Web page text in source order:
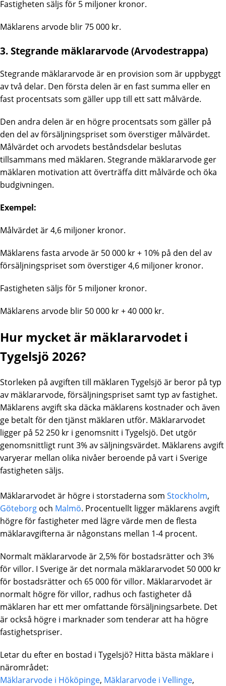
Fastigheten säljs för 5 miljoner kronor.
Mäklarens arvode blir 75 000 kr.
3. Stegrande mäklararvode (Arvodestrappa)
Stegrande mäklararvode är en provision som är uppbyggt
av två delar. Den första delen är en fast summa eller en
fast procentsats som gäller upp till ett satt målvärde.
Den andra delen är en högre procentsats som gäller på
den del av försäljningspriset som överstiger målvärdet.
Målvärdet och arvodets beståndsdelar beslutas
tillsammans med mäklaren. Stegrande mäklararvode ger
mäklaren motivation att överträffa ditt målvärde och öka
budgivningen.
Exempel:
Målvärdet är 4,6 miljoner kronor.
Mäklarens fasta arvode är 50 000 kr + 10% på den del av
försäljningspriset som överstiger 4,6 miljoner kronor.
Fastigheten säljs för 5 miljoner kronor.
Mäklarens arvode blir 50 000 kr + 40 000 kr.
Hur mycket är mäklararvodet i
Tygelsjö 2026?
Storleken på avgiften till mäklaren Tygelsjö är beror på typ
av mäklararvode, försäljningspriset samt typ av fastighet.
Mäklarens avgift ska däcka mäklarens kostnader och även
ge betalt för den tjänst mäklaren utför. Mäklararvodet
ligger på 52 250 kr i genomsnitt i Tygelsjö. Det utgör
genomsnittligt runt 3% av säljningsvärdet. Mäklarens avgift
varyerar mellan olika nivåer beroende på vart i Sverige
fastigheten säljs.
Mäklararvodet är högre i storstaderna som Stockholm,
Göteborg och Malmö. Procentuellt ligger mäklarens avgift
högre för fastigheter med lägre värde men de flesta
mäklaravgifterna är någonstans mellan 1-4 procent.
Normalt mäklararvode är 2,5% för bostadsrätter och 3%
för villor. I Sverige är det normala mäklararvodet 50 000 kr
för bostadsrätter och 65 000 för villor. Mäklararvodet är
normalt högre för villor, radhus och fastigheter då
mäklaren har ett mer omfattande försäljningsarbete. Det
är också högre i marknader som tenderar att ha högre
fastighetspriser.
Letar du efter en bostad i Tygelsjö? Hitta bästa mäklare i
närområdet:
Mäklararvode i Hököpinge, Mäklararvode i Vellinge,